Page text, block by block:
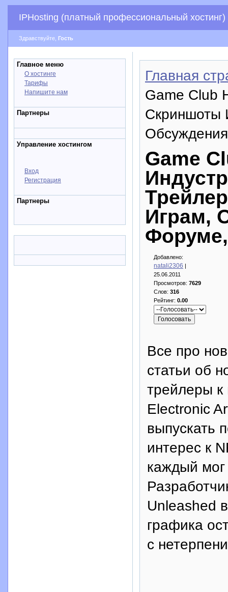
IPHosting (платный профессиональный хостинг)
Здравствуйте, Гость
Главное меню
О хостинге
Тарифы
Напишите нам
Партнеры
Управление хостингом
Вход
Регистрация
Партнеры
Главная
Game Club
Скриншоты
Game
Играм,
Добавлено:
natali2306 |
25.06.2011
Просмотров: 7629
Слов: 316
Рейтинг: 0.00
Все про
статьи об
трейлеры
Electronic
выпускать
интерес к
каждый мог
Unleashed
графика
с